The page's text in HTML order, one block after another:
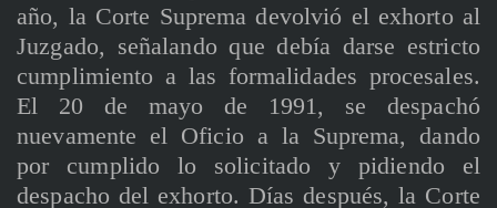
año, la Corte Suprema devolvió el exhorto al
Juzgado, señalando que debía darse estricto
cumplimiento a las formalidades procesales.
El 20 de mayo de 1991, se despachó
nuevamente el Oficio a la Suprema, dando
por cumplido lo solicitado y pidiendo el
despacho del exhorto. Días después, la Corte